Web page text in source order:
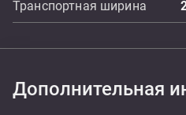
Транспортная ширина
Дополнительная